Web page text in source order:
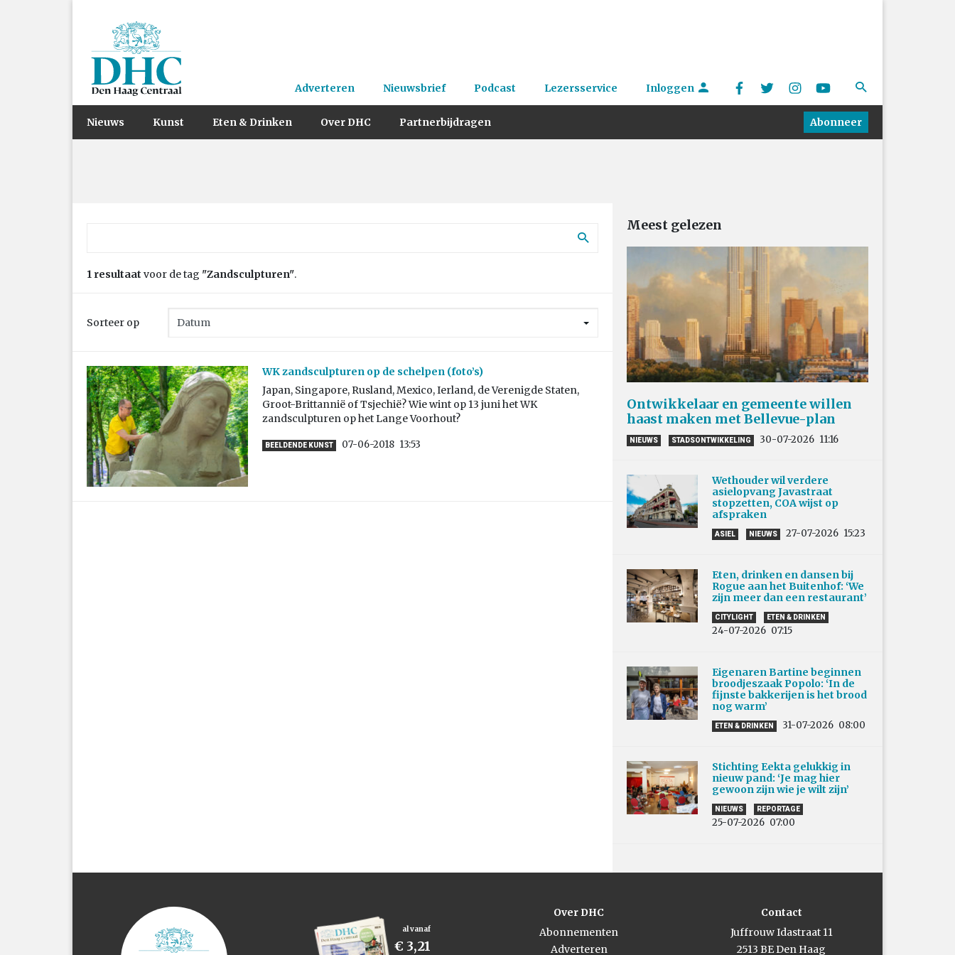
Adverteren Nieuwsbrief Podcast Lezersservice Inloggen
Nieuws Kunst Eten & Drinken Over DHC Partnerbijdragen Abonneer
1 resultaat voor de tag "Zandsculpturen".
Sorteer op
WK zandsculpturen op de schelpen (foto’s)
Japan, Singapore, Rusland, Mexico, Ierland, de Verenigde Staten,
Groot-Brittannië of Tsjechië? Wie wint op 13 juni het WK
zandsculpturen op het Lange Voorhout?
BEELDENDE KUNST 07-06-2018 13:53
Meest gelezen
Ontwikkelaar en gemeente willen
haast maken met Bellevue-plan
NIEUWS STADSONTWIKKELING 30-07-2026 11:16
Wethouder wil verdere
asielopvang Javastraat
stopzetten, COA wijst op
afspraken
ASIEL NIEUWS 27-07-2026 15:23
Eten, drinken en dansen bij
Rogue aan het Buitenhof: ‘We
zijn meer dan een restaurant’
CITYLIGHT ETEN & DRINKEN
24-07-2026 07:15
Eigenaren Bartine beginnen
broodjeszaak Popolo: ‘In de
fijnste bakkerijen is het brood
nog warm’
ETEN & DRINKEN 31-07-2026 08:00
Stichting Eekta gelukkig in
nieuw pand: ‘Je mag hier
gewoon zijn wie je wilt zijn’
NIEUWS REPORTAGE
25-07-2026 07:00
al vanaf
€ 3,21
Over DHC
Abonnementen
Adverteren
Contact
Juffrouw Idastraat 11
2513 BE Den Haag